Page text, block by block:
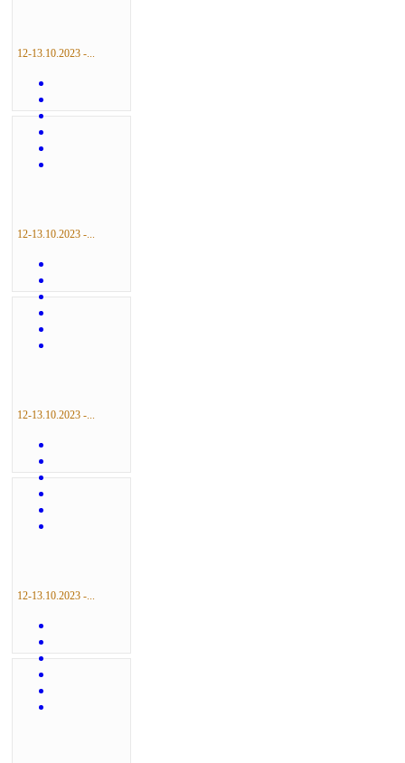
12-13.10.2023 -...
12-13.10.2023 -...
12-13.10.2023 -...
12-13.10.2023 -...